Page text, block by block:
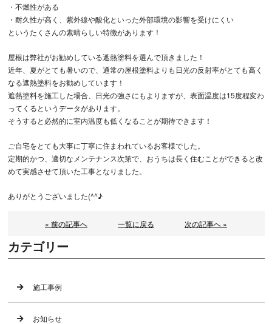
・不燃性がある
・耐久性が高く、紫外線や酸化といった外部環境の影響を受けにくい
というたくさんの素晴らしい特徴があります！
屋根は弊社がお勧めしている遮熱塗料を選んで頂きました！
近年、夏がとても暑いので、通常の屋根塗料よりも日光の反射率がとても高く
なる遮熱塗料をお勧めしています！
遮熱塗料を施工した場合、日光の強さにもよりますが、表面温度は15度程変わ
ってくるというデータがあります。
そうすると必然的に室内温度も低くなることが期待できます！
ご自宅をとても大事に丁寧に住まわれているお客様でした。
定期的かつ、適切なメンテナンス次第で、おうちは長く住むことができると改
めて実感させて頂いた工事となりました。
ありがとうございました(^^♪
« 前の記事へ 一覧に戻る 次の記事へ »
カテゴリー
施工事例
お知らせ